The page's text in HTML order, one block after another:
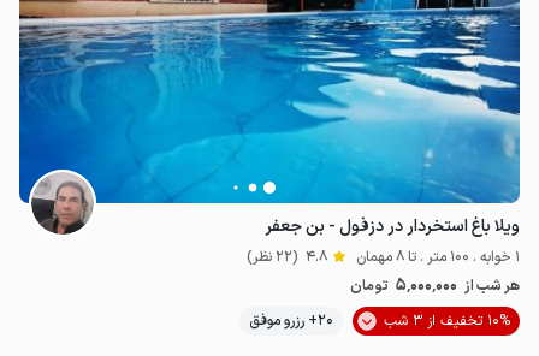
ویلا باغ استخردار در دزفول - بن جعفر
1 خوابه . 100 متر . تا 8 مهمان 4.8 (22 نظر)
هر شب از 5٬000٬000 تومان
10% تخفیف از 3 شب
20+ رزرو موفق